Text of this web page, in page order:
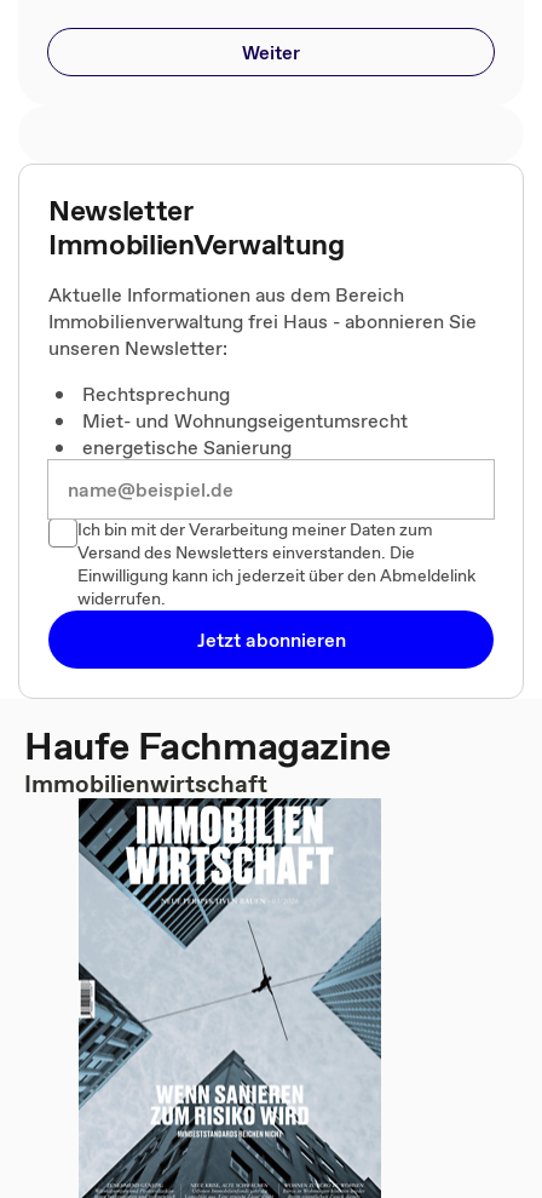
Weiter
Newsletter
ImmobilienVerwaltung
Aktuelle Informationen aus dem Bereich
Immobilienverwaltung frei Haus - abonnieren Sie
unseren Newsletter:
Rechtsprechung
Miet- und Wohnungseigentumsrecht
energetische Sanierung
Ich bin mit der Verarbeitung meiner Daten zum
Versand des Newsletters einverstanden. Die
Einwilligung kann ich jederzeit über den Abmeldelink
widerrufen.
Jetzt abonnieren
Haufe Fachmagazine
Immobilienwirtschaft